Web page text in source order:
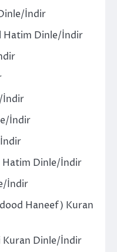
İndir
Hatim Dinle/İndir
İndir
İndir
Hatim Dinle/İndir
İndir
Haneef) Kuran
Kuran Dinle/İndir